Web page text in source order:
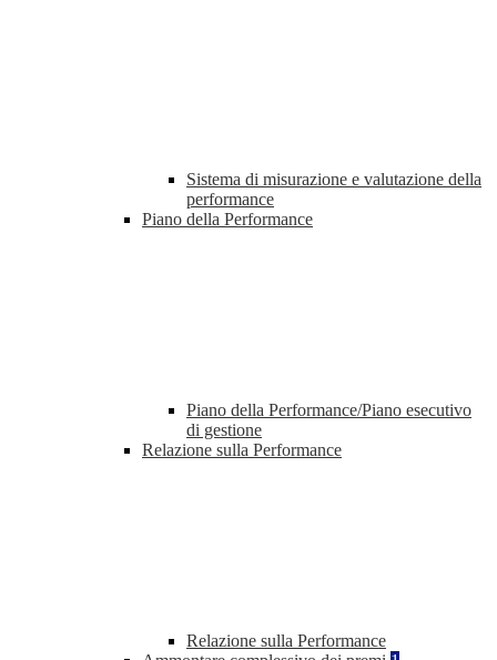
Sistema di misurazione e valutazione della
performance
Piano della Performance
Piano della Performance/Piano esecutivo
di gestione
Relazione sulla Performance
Relazione sulla Performance